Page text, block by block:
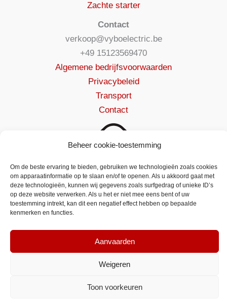
Beheer cookie-toestemming
Om de beste ervaring te bieden, gebruiken we technologieën zoals cookies
om apparaatinformatie op te slaan en/of te openen. Als u akkoord gaat met
deze technologieën, kunnen wij gegevens zoals surfgedrag of unieke ID’s
op deze website verwerken. Als u het er niet mee eens bent of uw
toestemming intrekt, kan dit een negatief effect hebben op bepaalde
kenmerken en functies.
Aanvaarden
Weigeren
Toon voorkeuren
Zachte starter
Contact
verkoop@vyboelectric.be
+49 15123569470
Algemene bedrijfsvoorwaarden
Privacybeleid
Transport
Contact
VYBO Electric België